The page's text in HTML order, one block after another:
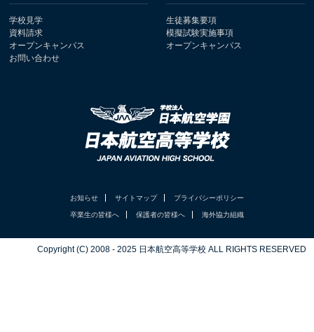
学校見学
資料請求
オープンキャンパス
お問い合わせ
生徒募集要項
模擬試験実施事項
オープンキャンパス
お知らせ サイトマップ プライバシーポリシー
卒業生の皆様へ 保護者の皆様へ 海外協力組織
Copyright (C) 2008 - 2025 日本航空高等学校 ALL RIGHTS RESERVED